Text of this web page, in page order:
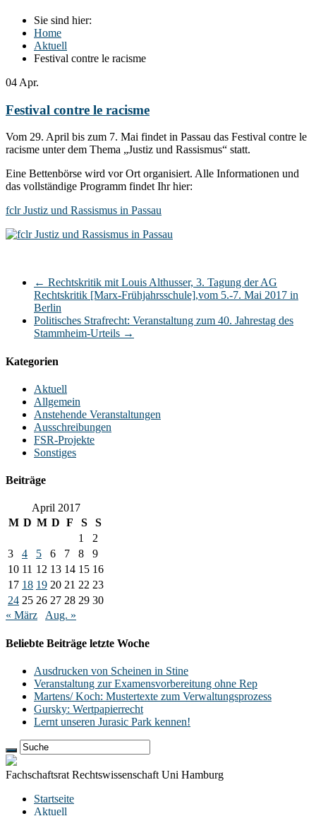
Sie sind hier:
Home
Aktuell
Festival contre le racisme
04 Apr.
Festival contre le racisme
Vom 29. April bis zum 7. Mai findet in Passau das Festival contre le
racisme unter dem Thema „Justiz und Rassismus“ statt.
Eine Bettenbörse wird vor Ort organisiert. Alle Informationen und
das vollständige Programm findet Ihr hier:
fclr Justiz und Rassismus in Passau
← Rechtskritik mit Louis Althusser, 3. Tagung der AG
Rechtskritik [Marx-Frühjahrsschule],vom 5.-7. Mai 2017 in
Berlin
Politisches Strafrecht: Veranstaltung zum 40. Jahrestag des
Stammheim-Urteils →
Kategorien
Aktuell
Allgemein
Anstehende Veranstaltungen
Ausschreibungen
FSR-Projekte
Sonstiges
Beiträge
April 2017
M D M D F S
S
1
2
3
4 5 6 7 8
9
10 11 12 13 14 15 16
17 18 19 20 21 22 23
24 25 26 27 28 29 30
« März
Aug. »
Beliebte Beiträge letzte Woche
Ausdrucken von Scheinen in Stine
Veranstaltung zur Examensvorbereitung ohne Rep
Martens/ Koch: Mustertexte zum Verwaltungsprozess
Gursky: Wertpapierrecht
Lernt unseren Jurasic Park kennen!
Fachschaftsrat Rechtswissenschaft Uni Hamburg
Startseite
Aktuell